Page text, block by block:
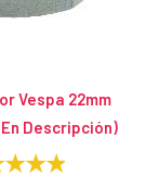
Vespa 22mm
Descripción)